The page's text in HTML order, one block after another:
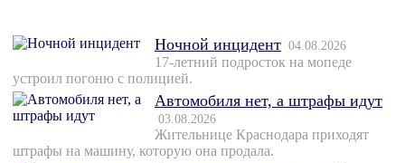
Ночной инцидент 04.08.2026
17-летний подросток на мопеде
устроил погоню с полицией.
Автомобиля нет, а штрафы идут
03.08.2026
Жительнице Краснодара приходят
штрафы на машину, которую она продала.